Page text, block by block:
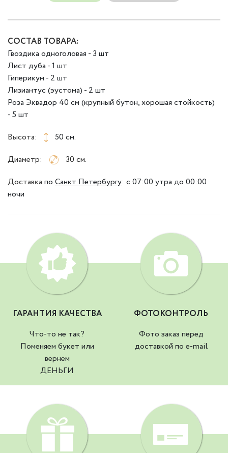
СОСТАВ ТОВАРА:
Гвоздика одноголовая - 3 шт
Лист дуба - 1 шт
Гиперикум - 2 шт
Лизиантус (эустома) - 2 шт
Роза Эквадор 40 см (крупный бутон, хорошая стойкость)
- 5 шт
Высота:
50 см.
Диаметр:
30 см.
Доставка по Санкт Петербургу: с 07:00 утра до 00:00
ночи
ГАРАНТИЯ КАЧЕСТВА
Что-то не так?
Поменяем букет или
вернем
ДЕНЬГИ
ФОТОКОНТРОЛЬ
Фото заказ перед
доставкой по e-mail